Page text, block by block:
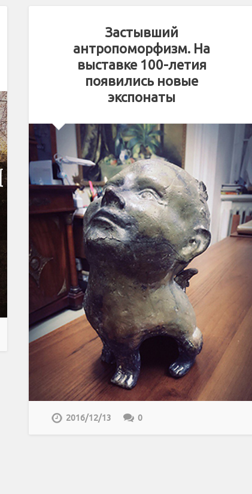
Застывший
антропоморфизм. На
выставке 100-летия
появились новые
экспонаты
2016/12/13 0